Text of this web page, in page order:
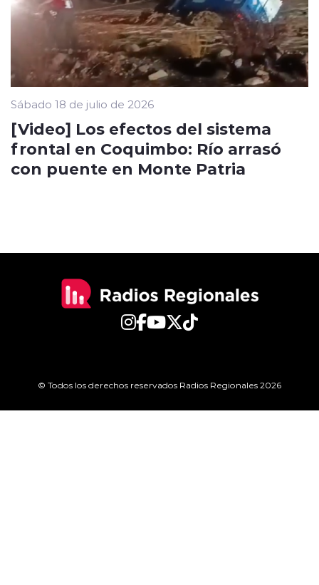
Sábado 18 de julio de 2026
[Video] Los efectos del sistema
frontal en Coquimbo: Río arrasó
con puente en Monte Patria
© Todos los derechos reservados Radios Regionales 2026